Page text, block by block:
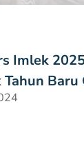
Imlek
Baru